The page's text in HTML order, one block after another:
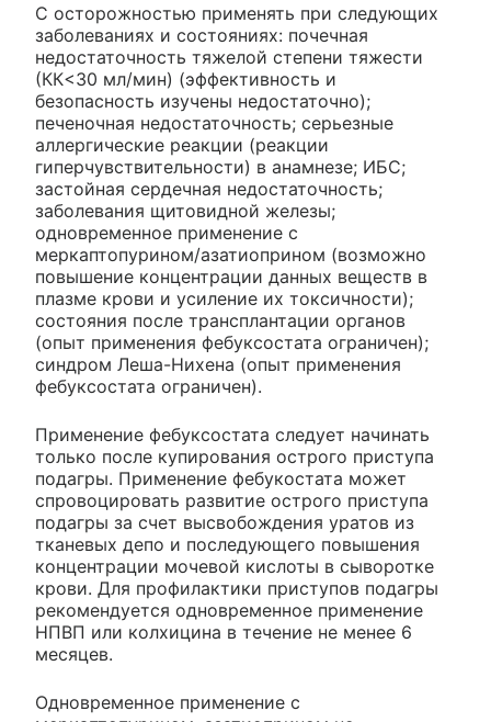
С осторожностью применять при следующих
заболеваниях и состояниях: почечная
недостаточность тяжелой степени тяжести
(КК<30 мл/мин) (эффективность и
безопасность изучены недостаточно);
печеночная недостаточность; серьезные
аллергические реакции (реакции
гиперчувствительности) в анамнезе; ИБС;
застойная сердечная недостаточность;
заболевания щитовидной железы;
одновременное применение с
меркаптопурином/азатиоприном (возможно
повышение концентрации данных веществ в
плазме крови и усиление их токсичности);
состояния после трансплантации органов
(опыт применения фебуксостата ограничен);
синдром Леша-Нихена (опыт применения
фебуксостата ограничен).
Применение фебуксостата следует начинать
только после купирования острого приступа
подагры. Применение фебукостата может
спровоцировать развитие острого приступа
подагры за счет высвобождения уратов из
тканевых депо и последующего повышения
концентрации мочевой кислоты в сыворотке
крови. Для профилактики приступов подагры
рекомендуется одновременное применение
НПВП или колхицина в течение не менее 6
месяцев.
Одновременное применение с